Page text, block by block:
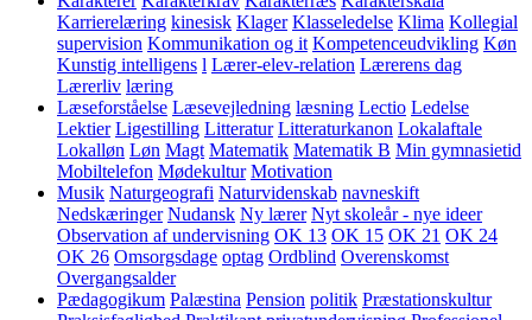
Karrierelæring kinesisk Klager Klasseledelse Klima Kollegial
supervision Kommunikation og it Kompetenceudvikling Køn
Kunstig intelligens l Lærer-elev-relation Lærerens dag
Lærerliv læring
Læseforståelse Læsevejledning læsning Lectio Ledelse
Lektier Ligestilling Litteratur Litteraturkanon Lokalaftale
Lokalløn Løn Magt Matematik Matematik B Min gymnasietid
Mobiltelefon Mødekultur Motivation
Musik Naturgeografi Naturvidenskab navneskift
Nedskæringer Nudansk Ny lærer Nyt skoleår - nye ideer
Observation af undervisning OK 13 OK 15 OK 21 OK 24
OK 26 Omsorgsdage optag Ordblind Overenskomst
Overgangsalder
Pædagogikum Palæstina Pension politik Præstationskultur